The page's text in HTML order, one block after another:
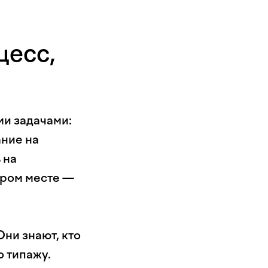
задачами:
на
на
месте —
знают, кто
типажу.